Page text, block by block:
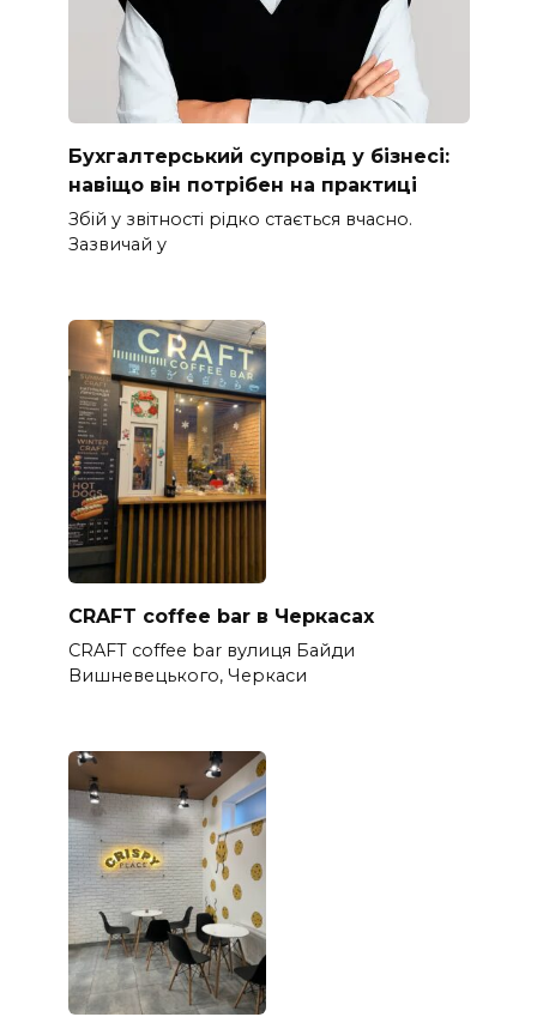
Бухгалтерський супровід у бізнесі:
навіщо він потрібен на практиці
Збій у звітності рідко стається вчасно.
Зазвичай у
CRAFT coffee bar в Черкасах
CRAFT coffee bar вулиця Байди
Вишневецького, Черкаси